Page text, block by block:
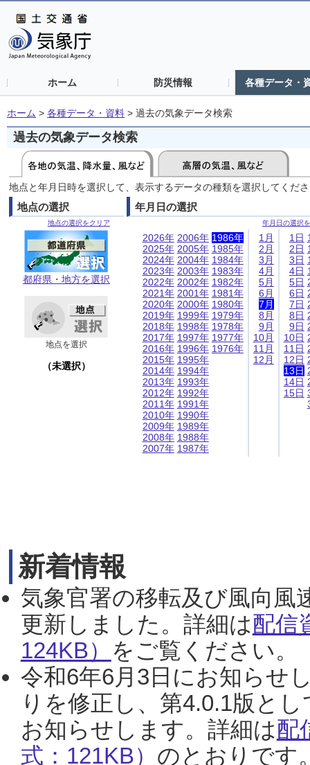
ホーム 防災情報 各種データ・
ホーム > 各種データ・資料 > 過去の気象データ検索
過去の気象データ検索
地点と年月日時を選択して、表示するデータの種類を選択してくだ
地点の選択
地点の選択をクリア
都府県・地方を選択
地点を選択
（未選択）
年月日の選択
年月日の選択
2026年
2025年
2024年
2023年
2022年
2021年
2020年
2019年
2018年
2017年
2016年
2015年
2014年
2013年
2012年
2011年
2010年
2009年
2008年
2007年
2006年
2005年
2004年
2003年
2002年
2001年
2000年
1999年
1998年
1997年
1996年
1995年
1994年
1993年
1992年
1991年
1990年
1989年
1988年
1987年
1986年
1985年
1984年
1983年
1982年
1981年
1980年
1979年
1978年
1977年
1976年
1月
2月
3月
4月
5月
6月
7月
8月
9月
10月
11月
12月
1日
2日
3日
4日
5日
6日
7日
8日
9日
10日
11日
12日
13日
14日
15日
新着情報
気象官署の移転及び風向風
更新しました。詳細は配信
124KB） をご覧ください。
令和6年6月3日にお知らせ
りを修正し、第4.0.1版と
お知らせします。詳細は配
式：121KB） のとおりです